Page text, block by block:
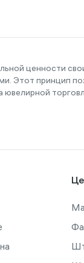
ценности
Этот принцип